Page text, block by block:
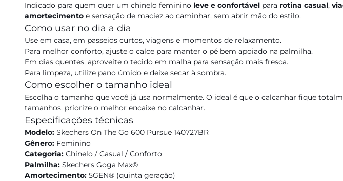
Indicado para quem quer um chinelo feminino leve e confortável para rotina casual,
amortecimento e sensação de maciez ao caminhar, sem abrir mão do estilo.
Como usar no dia a dia
Use em casa, em passeios curtos, viagens e momentos de relaxamento.
Para melhor conforto, ajuste o calce para manter o pé bem apoiado na palmilha.
Em dias quentes, aproveite o tecido em malha para sensação mais fresca.
Para limpeza, utilize pano úmido e deixe secar à sombra.
Como escolher o tamanho ideal
Escolha o tamanho que você já usa normalmente. O ideal é que o calcanhar fique
tamanhos, priorize o melhor encaixe no calcanhar.
Especificações técnicas
Modelo: Skechers On The Go 600 Pursue 140727BR
Gênero: Feminino
Categoria: Chinelo / Casual / Conforto
Palmilha: Skechers Goga Max®
Amortecimento: 5GEN® (quinta geração)